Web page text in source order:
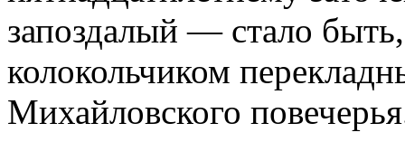
запоздалый — стало быть,
колокольчиком
Михайловского